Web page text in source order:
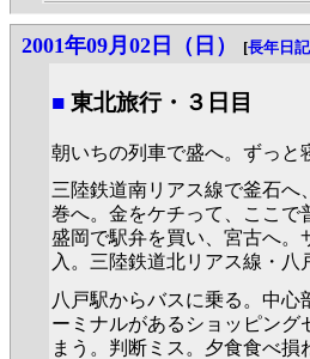
2001年09月02日（日） [長年日記
■ 東北旅行・３日目
朝いちの列車で盛へ。ずっと
三陸鉄道南リアス線で釜石へ
巻へ。金をケチって、ここで
盛岡で駅弁を買い、宮古へ。
入。三陸鉄道北リアス線・八
八戸駅からバスに乗る。中心
ーミナルがあるショッピング
まう。判断ミス。夕食食べ損